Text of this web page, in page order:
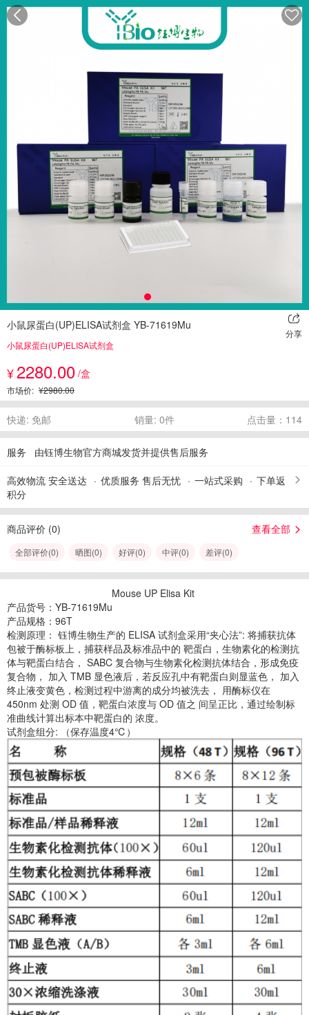
小鼠尿蛋白(UP)ELISA试剂盒 YB-71619Mu
分享
小鼠尿蛋白(UP)ELISA试剂盒
¥2280.00 /盒
市场价: ¥2980.00
快递: 免邮 销量: 0件 点击量：114
服务 由钰博生物官方商城发货并提供售后服务
高效物流 安全送达 优质服务 售后无忧 一站式采购
下单返
积分
商品评价 (0) 查看全部
全部评价(0) 晒图(0) 好评(0) 中评(0) 差评(0)
Mouse UP Elisa Kit
产品货号：YB-71619Mu
产品规格：96T
检测原理： 钰博生物生产的 ELISA 试剂盒采用“夹心法”: 将捕获抗体
包被于酶标板上，捕获样品及标准品中的 靶蛋白，生物素化的检测抗
体与靶蛋白结合， SABC 复合物与生物素化检测抗体结合，形成免疫
复合物， 加入 TMB 显色液后，若反应孔中有靶蛋白则显蓝色， 加入
终止液变黄色，检测过程中游离的成分均被洗去， 用酶标仪在
450nm 处测 OD 值，靶蛋白浓度与 OD 值之 间呈正比，通过绘制标
准曲线计算出标本中靶蛋白的 浓度。
试剂盒组分: （保存温度4℃）